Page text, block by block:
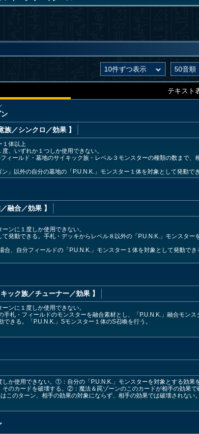
テキスト
族／シンクロ／効果 】
１体以上
、いずれか１つしか使用できない。
ィールド・墓地のサイキック族・レベル３モンスターの種類の数まで、
」以外の自分の墓地の「P.U.N.K.」モンスター１体を対象として発動で
／融合／効果 】
ンに１度しか使用できない。
発動できる。手札・デッキからレベル８以外の「P.U.N.K.」モンスター
、自分フィールドの「P.U.N.K.」モンスター１体を対象として発動でき
キック族／チューナー／効果 】
ンに１度しか使用できない。
札・フィールドのモンスターを融合素材とし、「P.U.N.K.」融合モンス
きる。「P.U.N.K.」Sモンスター１体のS召喚を行う。
か使用できない。①：自分の「P.U.N.K.」モンスターを対象とする効果
そのカードを破壊する。②：魔法＆罠ゾーンのこのカードが相手の効果
このターン、相手の効果の対象にならず、相手の効果では破壊されない。